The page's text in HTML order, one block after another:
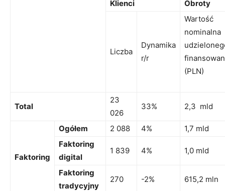
Klienci Obroty
Liczba
Dynamika
r/r
Wartość
nominalna
(PLN)
Total
23
026
33% 2,3 mld
Faktoring
Ogółem 2 088 4%
1,7 mld
Faktoring
digital
1 839 4% 1,0 mld
Faktoring
tradycyjny
270 -2% 615,2 mln